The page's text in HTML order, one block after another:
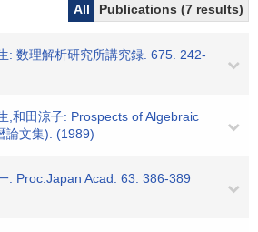
All
Publications (7 results)
: 数理解析研究所講究録. 675. 242-
,和田涼子: Prospects of Algebraic
論文集). (1989)
: Proc.Japan Acad. 63. 386-389